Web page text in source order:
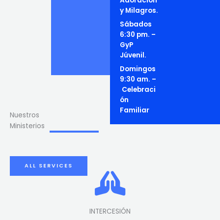
y Milagros.
Sábados
6:30 pm. –
GyP
Júvenil.
Domingos
9:30 am. –
Celebraci
ón
Familiar
Nuestros
Ministerios
ALL SERVICES
INTERCESIÓN